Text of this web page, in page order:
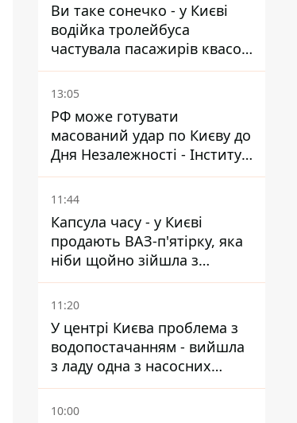
Ви таке сонечко - у Києві
водійка тролейбуса
частувала пасажирів квасом
під час знеструмлення
мережі
13:05
РФ може готувати
масований удар по Києву до
Дня Незалежності - Інститут
вивчення війни
11:44
Капсула часу - у Києві
продають ВАЗ-п'ятірку, яка
ніби щойно зійшла з
конвейєра
11:20
У центрі Києва проблема з
водопостачанням - вийшла
з ладу одна з насосних
станцій
10:00